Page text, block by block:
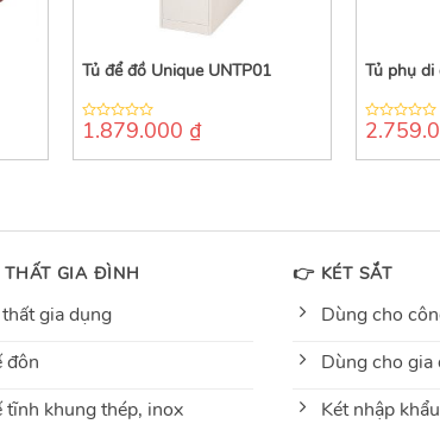
Tủ để đồ Unique UNTP01
0
of
1.879.000 ₫
Tủ phụ di
0
of
GIA ĐÌNH
gia dụng
đôn
tĩnh khung thép, inox
👉 KÉT SẮT
Dùng cho
Dùng cho gia
Két nhập